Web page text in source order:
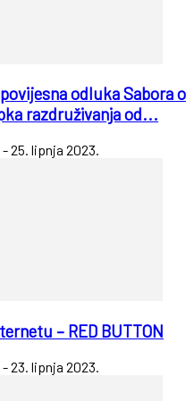
odluka Sabora o
razdruživanja od...
-25. lipnja 2023.
– RED BUTTON
-23. lipnja 2023.